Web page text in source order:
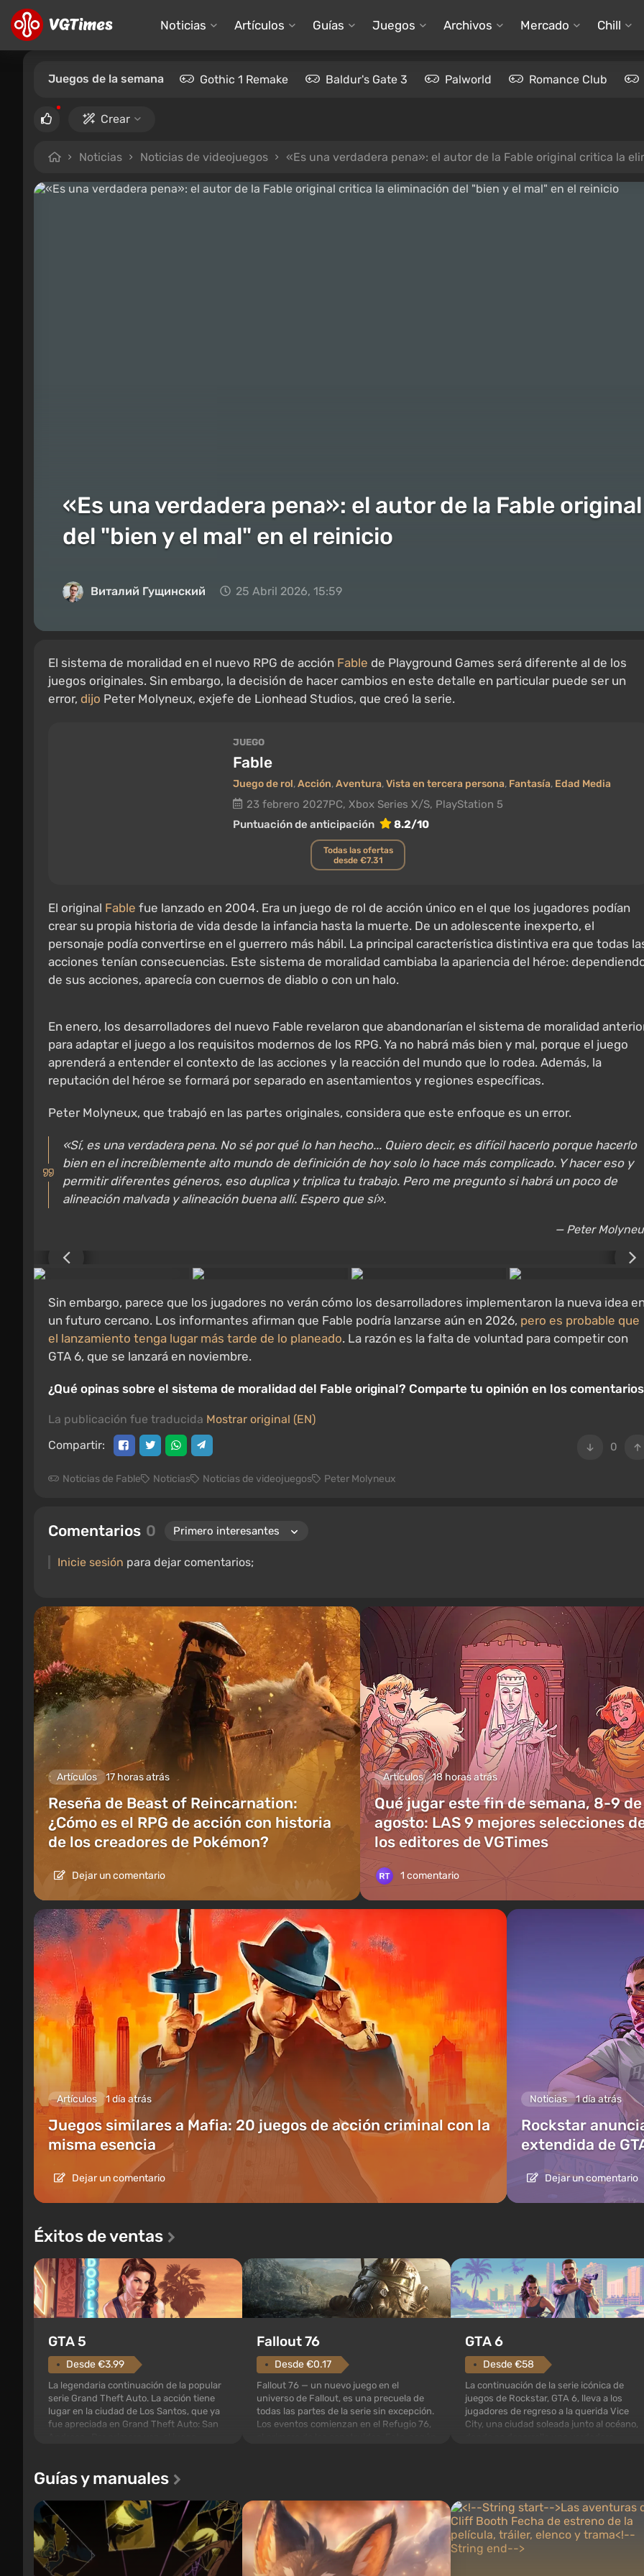
Noticias Artículos Guías Juegos Archivos Mercado Chill
Juegos de la semana Gothic 1 Remake Baldur's Gate 3 Palworld Romance Club
Crear
Noticias Noticias de videojuegos «Es una verdadera pena»: el autor de la Fable original critica la
«Es una verdadera pena»: el autor de la Fable
del "bien y el mal" en el reinicio
Виталий Гущинский 25 Abril 2026, 15:59
El sistema de moralidad en el nuevo RPG de acción Fable de Playground Games será diferente al de los
juegos originales. Sin embargo, la decisión de hacer cambios en este detalle en particular puede ser un
error, dijo Peter Molyneux, exjefe de Lionhead Studios, que creó la serie.
JUEGO
Fable
Juego de rol,Acción,Aventura,Vista en tercera persona, Fantasía, Edad Media
23 febrero 2027PC, Xbox Series X/S, PlayStation 5
Puntuación de anticipación
8.2/10
Todas las ofertas
desde €7.31
El original Fable fue lanzado en 2004. Era un juego de rol de acción único en el que los jugadores podían
crear su propia historia de vida desde la infancia hasta la muerte. De un adolescente inexperto, el
personaje podía convertirse en el guerrero más hábil. La principal característica distintiva era que todas
acciones tenían consecuencias. Este sistema de moralidad cambiaba la apariencia del héroe:
de sus acciones, aparecía con cuernos de diablo o con un halo.
En enero, los desarrolladores del nuevo Fable revelaron que abandonarían el sistema de moralidad
para adaptar el juego a los requisitos modernos de los RPG. Ya no habrá más bien y mal, porque el juego
aprenderá a entender el contexto de las acciones y la reacción del mundo que lo rodea. Además, la
reputación del héroe se formará por separado en asentamientos y regiones específicas.
Peter Molyneux, que trabajó en las partes originales, considera que este enfoque es un error.
«Sí, es una verdadera pena. No sé por qué lo han hecho... Quiero decir, es difícil hacerlo porque hacerlo
bien en el increíblemente alto mundo de definición de hoy solo lo hace más complicado. Y hacer eso y
permitir diferentes géneros, eso duplica y triplica tu trabajo. Pero me pregunto si habrá un poco de
alineación malvada y alineación buena allí. Espero que sí».
— Peter
Sin embargo, parece que los jugadores no verán cómo los desarrolladores implementaron la nueva idea
un futuro cercano. Los informantes afirman que Fable podría lanzarse aún en 2026, pero es probable que
el lanzamiento tenga lugar más tarde de lo planeado. La razón es la falta de voluntad para competir con
GTA 6, que se lanzará en noviembre.
¿Qué opinas sobre el sistema de moralidad del Fable original? Comparte tu opinión en los
La publicación fue traducida Mostrar original (EN)
0
Compartir:
Noticias de Fable Noticias Noticias de videojuegos Peter Molyneux
Comentarios 0
Inicie sesión para dejar comentarios;
Artículos 17 horas atrás
Reseña de Beast of Reincarnation:
¿Cómo es el RPG de acción con historia
de los creadores de Pokémon?
Dejar un comentario
Artículos 18 horas atrás
Qué jugar este fin de semana, 8-9 de
agosto: LAS 9 mejores selecciones
los editores de VGTimes
1 comentario
Artículos 1 día atrás
Juegos similares a Mafia: 20 juegos de acción criminal con la
misma esencia
Dejar un comentario
Noticias 1 día atrás
Rockstar
extendida de
Dejar un comentario
Éxitos de ventas
GTA 5
Desde €3.99
La legendaria continuación de la popular
serie Grand Theft Auto. La acción tiene
lugar en la ciudad de Los Santos, que ya
fue apreciada en Grand Theft Auto: San
cuales podrás cambi...
Fallout 76
Desde €0.17
Fallout 76 — un nuevo juego en el
universo de Fallout, es una precuela de
todas las partes de la serie sin excepción.
Los eventos comienzan en el Refugio 76,
GTA 6
Desde €58
La continuación de la serie icónica de
juegos de Rockstar, GTA 6, lleva a los
jugadores de regreso a la querida Vice
City, una ciudad soleada junto al océano,
Guías y manuales